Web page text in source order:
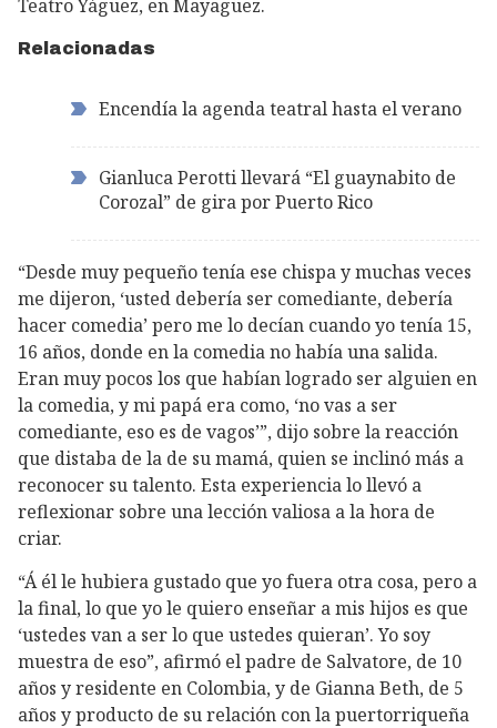
Teatro Yágüez, en Mayagüez.
Relacionadas
Encendía la agenda teatral hasta el verano
Gianluca Perotti llevará “El guaynabito de
Corozal” de gira por Puerto Rico
“Desde muy pequeño tenía ese chispa y muchas veces
me dijeron, ‘usted debería ser comediante, debería
hacer comedia’ pero me lo decían cuando yo tenía 15,
16 años, donde en la comedia no había una salida.
Eran muy pocos los que habían logrado ser alguien en
la comedia, y mi papá era como, ‘no vas a ser
comediante, eso es de vagos’”, dijo sobre la reacción
que distaba de la de su mamá, quien se inclinó más a
reconocer su talento. Esta experiencia lo llevó a
reflexionar sobre una lección valiosa a la hora de
criar.
“Á él le hubiera gustado que yo fuera otra cosa, pero a
la final, lo que yo le quiero enseñar a mis hijos es que
‘ustedes van a ser lo que ustedes quieran’. Yo soy
muestra de eso”, afirmó el padre de Salvatore, de 10
años y residente en Colombia, y de Gianna Beth, de 5
años y producto de su relación con la puertorriqueña